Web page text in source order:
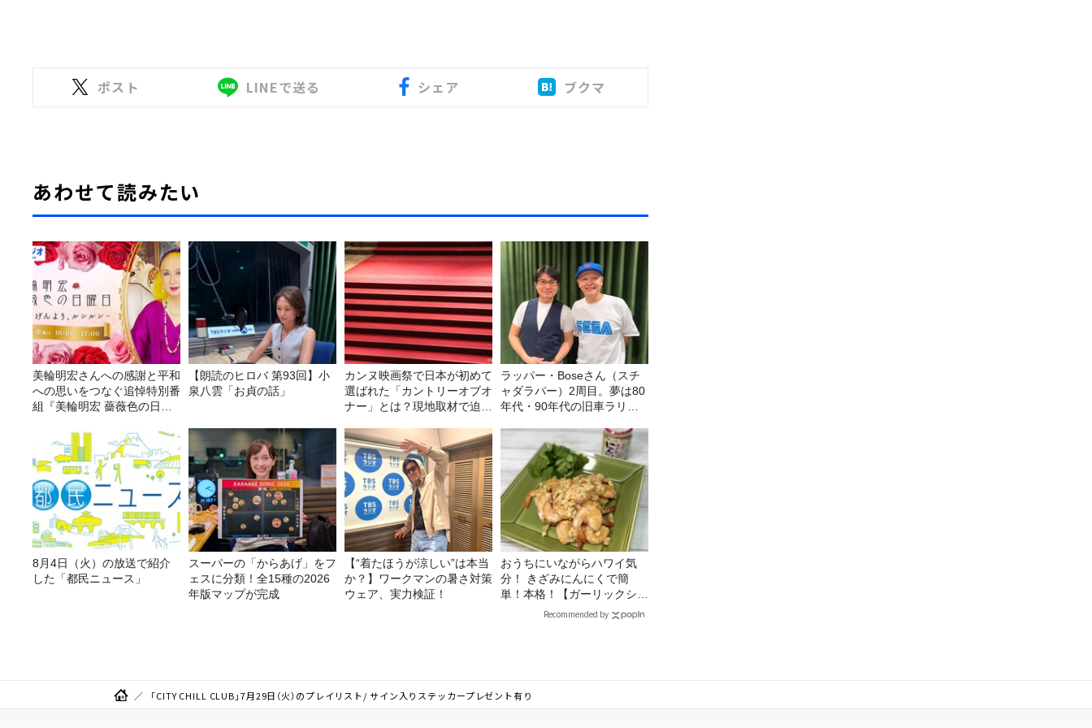
ポスト LINEで送る シェア ブクマ
あわせて読みたい
美輪明宏さんへの感謝と平和
への思いをつなぐ追悼特別番
組『美輪明宏 薔薇色の日曜
～』8/9（日）16時放送
【朗読のヒロバ 第93回】小
泉八雲「お貞の話」
カンヌ映画祭で日本が初めて
選ばれた「カントリーオブオ
ナー」とは？現地取材で迫る
ラッパー・Boseさん（スチ
ャダラパー）2周目。夢は80
年代・90年代の旧車ラリ
8月4日（火）の放送で紹介
した「都民ニュース」
スーパーの「からあげ」をフ
ェスに分類！全15種の2026
年版マップが完成
【“着たほうが涼しい”は本当
か？】ワークマンの暑さ対策
ウェア、実力検証！
おうちにいながらハワイ気
分！ きざみにんにくで簡
単！本格！【ガーリックシュ
リンプ】 桃屋のかんたんレ
Recommended by
「CITY CHILL CLUB」7月29日（火）のプレイリスト/ サイン入りステッカープレゼント有り